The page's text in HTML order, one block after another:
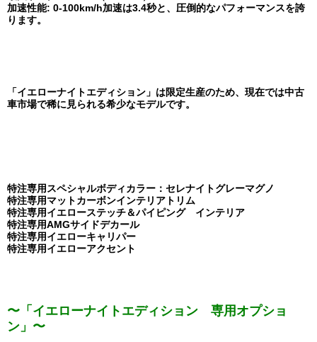
加速性能: 0-100km/h加速は3.4秒と、圧倒的なパフォーマンスを誇
ります。
「イエローナイトエディション」は限定生産のため、現在では中古
車市場で稀に見られる希少なモデルです。
特注専用スペシャルボディカラー：セレナイトグレーマグノ
特注専用マットカーボンインテリアトリム
特注専用イエローステッチ＆パイピング インテリア
特注専用AMGサイドデカール
特注専用イエローキャリパー
特注専用イエローアクセント
〜「イエローナイトエディション 専用オプショ
ン」〜